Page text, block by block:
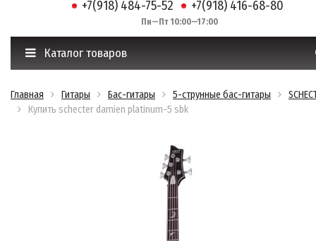
+7(918) 484-75-52 +7(918) 416-68-80
Пн—Пт 10:00—17:00
Каталог товаров
Главная Гитары Бас-гитары 5-струнные бас-гитары
Купить schecter damien platinum-5 sbk